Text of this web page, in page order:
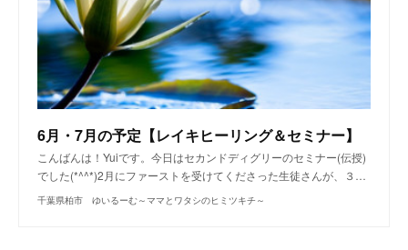
6月・7月の予定【レイキヒーリング＆セミナー】
こんばんは！Yuiです。今日はセカンドディグリーのセミナー(伝授)
でした(*^^*)2月にファーストを受けてくださった生徒さんが、３…
千葉県柏市 ゆいるーむ～ママとワタシのヒミツキチ～